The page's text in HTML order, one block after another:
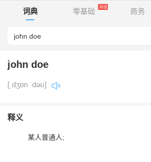
词典 零基础 商务
john doe
[ˌdʒɒn ˈdəʊ]
释义
某人普通人;